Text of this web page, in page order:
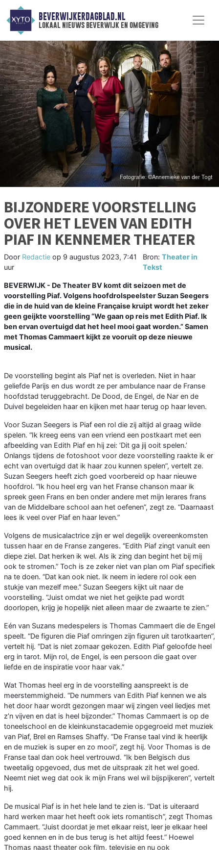
BEVERWIJKERDAGBLAD.NL
lokaal nieuws beverwijk en omgeving
BIJZONDERE VOORSTELLING
OVER HET LEVEN VAN EDITH
PIAF IN KENNEMER THEATER
Door Redactie op 9 augustus 2023, 7:41
uur
Bron: Theater in
Tekst
BEVERWIJK - De Theater BV komt dit seizoen met de
voorstelling Piaf. Volgens hoofdrolspeelster Suzan Seegers
die in de huid van de kleine Française kruipt wordt het zeker
geen geijkte voorstelling “We gaan op reis met Edith Piaf. Ik
ben ervan overtuigd dat het heel mooi gaat worden.” Samen
met Thomas Cammaert kijkt ze vooruit op deze nieuwe
musical.
De voorstelling begint als Piaf net is overleden. Niet in haar
geliefde Parijs en dus wordt ze per ambulance naar de Franse
hoofdstad teruggebracht. De Dood, de Engel, de Nar en de
Duivel begeleiden haar en kijken met haar terug op haar leven.
Voor Suzan Seegers is Piaf een rol die zij altijd al graag wilde
spelen. “Ik kreeg eens van een vriend een postkaart met een
afbeelding van Edith Piaf en hij zei: ‘Dit ga jij ooit spelen.’
Onlangs tijdens de fotoshoot voor deze voorstelling raakte ik er
echt van overtuigd dat ik haar zou kunnen spelen”, vertelt ze.
Suzan Seegers heeft zich goed voorbereid op haar nieuwe
hoofdrol. “Ik hou heel erg van het Franse chanson maar ik
spreek geen Frans en ben onder andere met mijn lerares frans
van de Middelbare school aan het oefenen”, zegt ze. “Daarnaast
lees ik veel over Piaf en haar leven.”
Volgens de musicalactrice zijn er wel degelijk overeenkomsten
tussen haar en de Franse zangeres. “Edith Piaf zingt vanuit een
diepe ziel. Dat herken ik wel. Als ik zing dan begint het bij mij
ook te stromen.” Toch is ze zeker niet van plan om Piaf specifiek
na te doen. “Dat kan ook niet. Ik neem in iedere rol ook een
stukje van mezelf mee.” Suzan Seegers kijkt uit naar de
voorstelling. “Juist omdat we niet het geijkte pad wordt
doorlopen, krijg je hopelijk niet alleen maar de zwaarte te zien.”
Eén van Suzans medespelers is Thomas Cammaert die de Engel
speelt. “De figuren die Piaf omringen zijn figuren uit tarotkaarten”,
vertelt hij. “Dat is niet zomaar gekozen. Edith Piaf geloofde heel
erg in tarot. Mijn rol, de Engel, is een persoon die gaat over
liefde en de inspiratie voor haar vak.”
Wat Thomas heel erg in de voorstelling aanspreekt is de
meerstemmigheid. “De nummers van Edith Piaf kennen we als
het door haar wordt gezongen maar wij zingen veel liedjes met
z’n vijven en dat is heel bijzonder.” Thomas Cammaert is op de
toneelschool en de kleinkunstacademie opgegroeid met muziek
van Piaf, Brel en Ramses Shaffy. “De Franse taal vind ik heerlijk
en de muziek is super en zo mooi”, zegt hij. Voor Thomas is de
Franse taal dan ook heel vertrouwd. “Ik ben Belgisch dus
tweetalig opgevoed, dus met de uitspraak zit het wel goed.
Neemt niet weg dat ook ik mijn Frans wel wil bijspijkeren”, vertelt
hij.
De musical Piaf is in het hele land te zien is. “Dat is uiteraard
hard werken maar het heeft ook iets romantisch”, zegt Thomas
Cammaert. “Juist doordat je met elkaar reist, leer je elkaar heel
goed kennen en in de bus terug is het altijd feest.” Hoewel
Thomas naast theater ook film, televisie en nu ook